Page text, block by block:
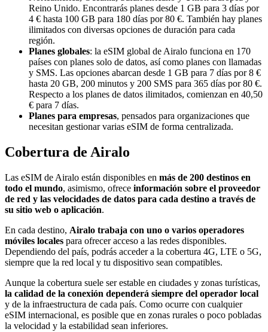
Reino Unido. Encontrarás planes desde 1 GB para 3 días por
4 € hasta 100 GB para 180 días por 80 €. También hay planes
ilimitados con diversas opciones de duración para cada
región.
Planes globales: la eSIM global de Airalo funciona en 170
países con planes solo de datos, así como planes con llamadas
y SMS. Las opciones abarcan desde 1 GB para 7 días por 8 €
hasta 20 GB, 200 minutos y 200 SMS para 365 días por 80 €.
Respecto a los planes de datos ilimitados, comienzan en 40,50
€ para 7 días.
Planes para empresas, pensados para organizaciones que
necesitan gestionar varias eSIM de forma centralizada.
Cobertura de Airalo
Las eSIM de Airalo están disponibles en más de 200 destinos en
todo el mundo, asimismo, ofrece información sobre el proveedor
de red y las velocidades de datos para cada destino a través de
su sitio web o aplicación.
En cada destino, Airalo trabaja con uno o varios operadores
móviles locales para ofrecer acceso a las redes disponibles.
Dependiendo del país, podrás acceder a la cobertura 4G, LTE o 5G,
siempre que la red local y tu dispositivo sean compatibles.
Aunque la cobertura suele ser estable en ciudades y zonas turísticas,
la calidad de la conexión dependerá siempre del operador local
y de la infraestructura de cada país. Como ocurre con cualquier
eSIM internacional, es posible que en zonas rurales o poco pobladas
la velocidad y la estabilidad sean inferiores.